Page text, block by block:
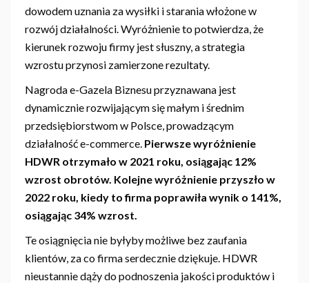
dowodem uznania za wysiłki i starania włożone w
rozwój działalności. Wyróżnienie to potwierdza, że
kierunek rozwoju firmy jest słuszny, a strategia
wzrostu przynosi zamierzone rezultaty.
Nagroda e-Gazela Biznesu przyznawana jest
dynamicznie rozwijającym się małym i średnim
przedsiębiorstwom w Polsce, prowadzącym
działalność e-commerce. Pierwsze wyróżnienie
HDWR otrzymało w 2021 roku, osiągając 12%
wzrost obrotów. Kolejne wyróżnienie przyszło w
2022 roku, kiedy to firma poprawiła wynik o 141%,
osiągając 34% wzrost.
Te osiągnięcia nie byłyby możliwe bez zaufania
klientów, za co firma serdecznie dziękuje. HDWR
nieustannie dąży do podnoszenia jakości produktów i